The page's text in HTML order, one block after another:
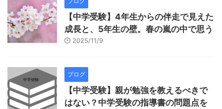
【中学受験】4年生からの伴走で見えた
成長と、5年生の壁。春の嵐の中で思う
2025/11/9
ブログ
【中学受験】親が勉強を教えるべきで
はない？中学受験の指導書の問題点を